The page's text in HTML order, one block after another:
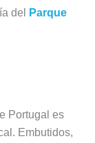
del
Parque
Portugal es
Embutidos,